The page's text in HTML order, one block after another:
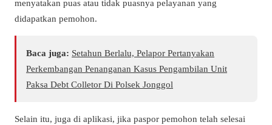
menyatakan puas atau tidak puasnya pelayanan yang
didapatkan pemohon.
Baca juga: Setahun Berlalu, Pelapor Pertanyakan
Perkembangan Penanganan Kasus Pengambilan Unit
Paksa Debt Colletor Di Polsek Jonggol
Selain itu, juga di aplikasi, jika paspor pemohon telah selesai